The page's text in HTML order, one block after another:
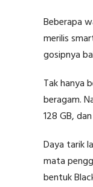
Beberapa
merilis
gosipnya
Tak hanya
beragam.
128 GB,
Daya tarik
mata
bentuk